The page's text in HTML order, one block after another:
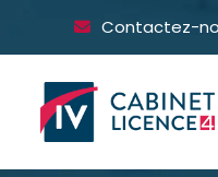
Contactez-